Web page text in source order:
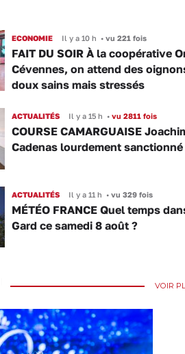
ECONOMIE Il y a 10 h •vu 221 fois
FAIT DU SOIR À la coopérative
Cévennes, on attend des
doux sains mais stressés
ACTUALITÉS Il y a 15 h •vu 2811 fois
COURSE CAMARGUAISE
Cadenas lourdement sanctionné
ACTUALITÉS Il y a 11 h •vu 329 fois
MÉTÉO FRANCE Quel temps
Gard ce samedi 8 août ?
VOIR